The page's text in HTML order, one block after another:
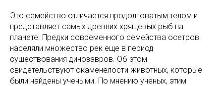
Это семейство отличается продолговатым телом и
представляет самых древних хрящевых рыб на
планете. Предки современного семейства осетров
населяли множество рек еще в период
существования динозавров. Об этом
свидетельствуют окаменелости животных, которые
были найдены учеными. По мнению ученых, этим